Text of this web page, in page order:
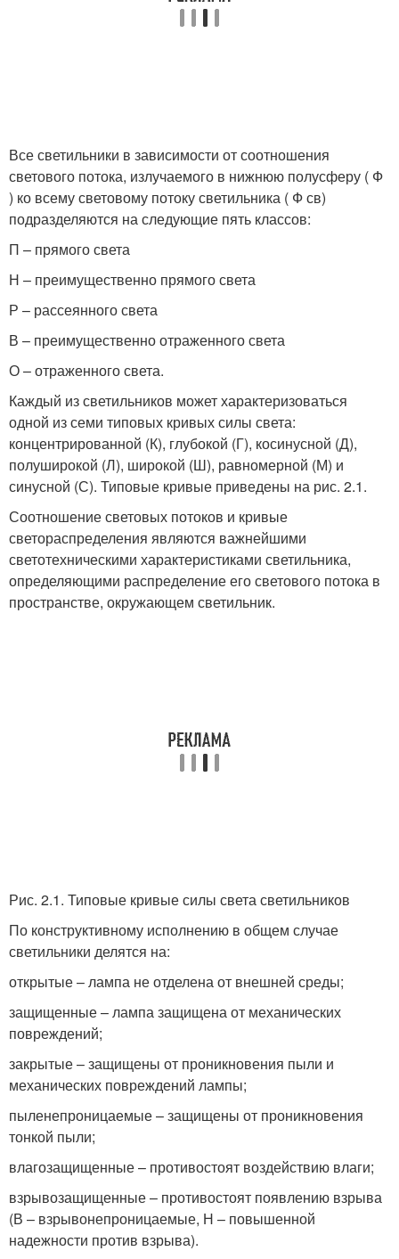
Все светильники в зависимости от соотношения
светового потока, излучаемого в нижнюю полусферу ( Ф
) ко всему световому потоку светильника ( Фсв)
подразделяются на следующие пять классов:
П – прямого света
Н – преимущественно прямого света
Р – рассеянного света
В – преимущественно отраженного света
О – отраженного света.
Каждый из светильников может характеризоваться
одной из семи типовых кривых силы света:
концентрированной (К), глубокой (Г), косинусной (Д),
полуширокой (Л), широкой (Ш), равномерной (М) и
синусной (С). Типовые кривые приведены на рис. 2.1.
Соотношение световых потоков и кривые
светораспределения являются важнейшими
светотехническими характеристиками светильника,
определяющими распределение его светового потока в
пространстве, окружающем светильник.
Рис. 2.1. Типовые кривые силы света светильников
По конструктивному исполнению в общем случае
светильники делятся на:
открытые – лампа не отделена от внешней среды;
защищенные – лампа защищена от механических
повреждений;
закрытые – защищены от проникновения пыли и
механических повреждений лампы;
пыленепроницаемые – защищены от проникновения
тонкой пыли;
влагозащищенные – противостоят воздействию влаги;
взрывозащищенные – противостоят появлению взрыва
(В – взрывонепроницаемые, Н – повышенной
надежности против взрыва).